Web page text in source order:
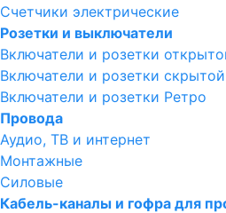
Счетчики электрические
Розетки и выключатели
Включатели и розетки
Включатели и розетки
Включатели и розетки Ретро
Провода
Аудио, ТВ и интернет
Монтажные
Силовые
Кабель-каналы и гофра для